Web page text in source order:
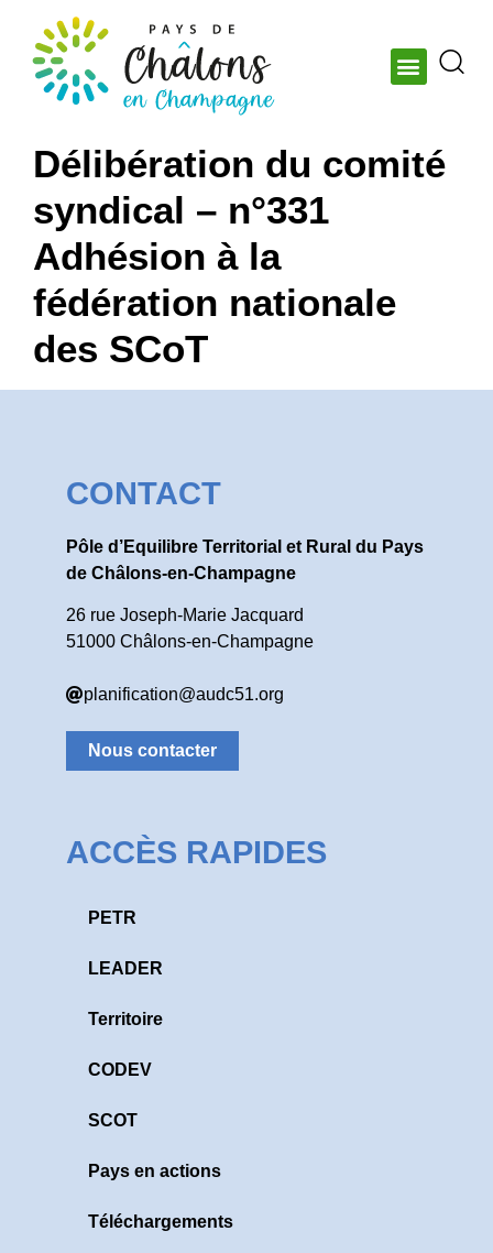
Délibération du comité
syndical – n°331
Adhésion à la
fédération nationale
des SCoT
CONTACT
Pôle d’Equilibre Territorial et Rural du Pays
de Châlons-en-Champagne
26 rue Joseph-Marie Jacquard
51000 Châlons-en-Champagne
planification@audc51.org
Nous contacter
ACCÈS RAPIDES
PETR
LEADER
Territoire
CODEV
SCOT
Pays en actions
Téléchargements